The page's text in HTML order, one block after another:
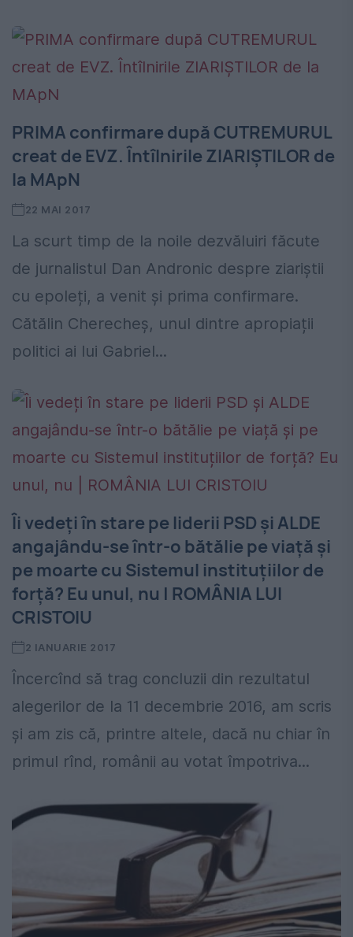
PRIMA confirmare după CUTREMURUL
creat de EVZ. Întîlnirile ZIARIȘTILOR de
la MApN
22 MAI 2017
La scurt timp de la noile dezvăluiri făcute
de jurnalistul Dan Andronic despre ziariștii
cu epoleți, a venit și prima confirmare.
Cătălin Cherecheș, unul dintre apropiații
politici ai lui Gabriel...
Îi vedeți în stare pe liderii PSD și ALDE
angajându-se într-o bătălie pe viață și
pe moarte cu Sistemul instituțiilor de
forță? Eu unul, nu | ROMÂNIA LUI
CRISTOIU
2 IANUARIE 2017
Încercînd să trag concluzii din rezultatul
alegerilor de la 11 decembrie 2016, am scris
și am zis că, printre altele, dacă nu chiar în
primul rînd, românii au votat împotriva...